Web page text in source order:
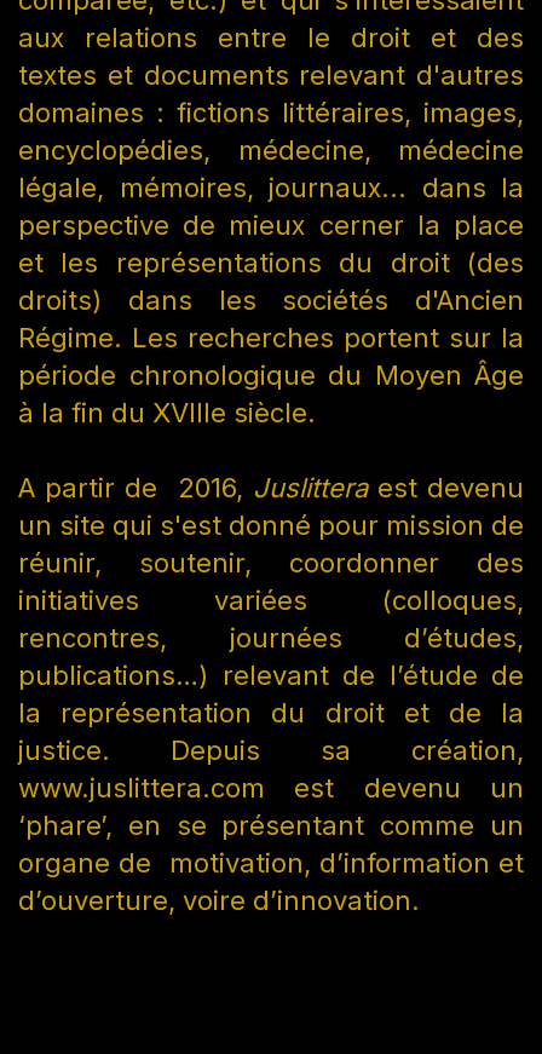
aux relations entre le droit et des
textes et documents relevant d'autres
domaines : fictions littéraires, images,
encyclopédies, médecine, médecine
légale, mémoires, journaux... dans la
perspective de mieux cerner la place
et les représentations du droit (des
droits) dans les sociétés d'Ancien
Régime. Les recherches portent sur la
période chronologique du Moyen Âge
à la fin du XVIIIe siècle.
A partir de 2016, Juslittera est devenu
un site qui s'est donné pour mission de
réunir, soutenir, coordonner des
initiatives variées (colloques,
rencontres, journées d’études,
publications…) relevant de l’étude de
la représentation du droit et de la
justice. Depuis sa création,
www.juslittera.com est devenu un
‘phare’, en se présentant comme un
organe de motivation, d’information et
d’ouverture, voire d’innovation.